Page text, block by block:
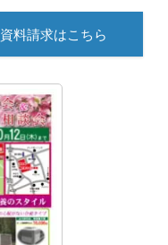
資料請求はこちら